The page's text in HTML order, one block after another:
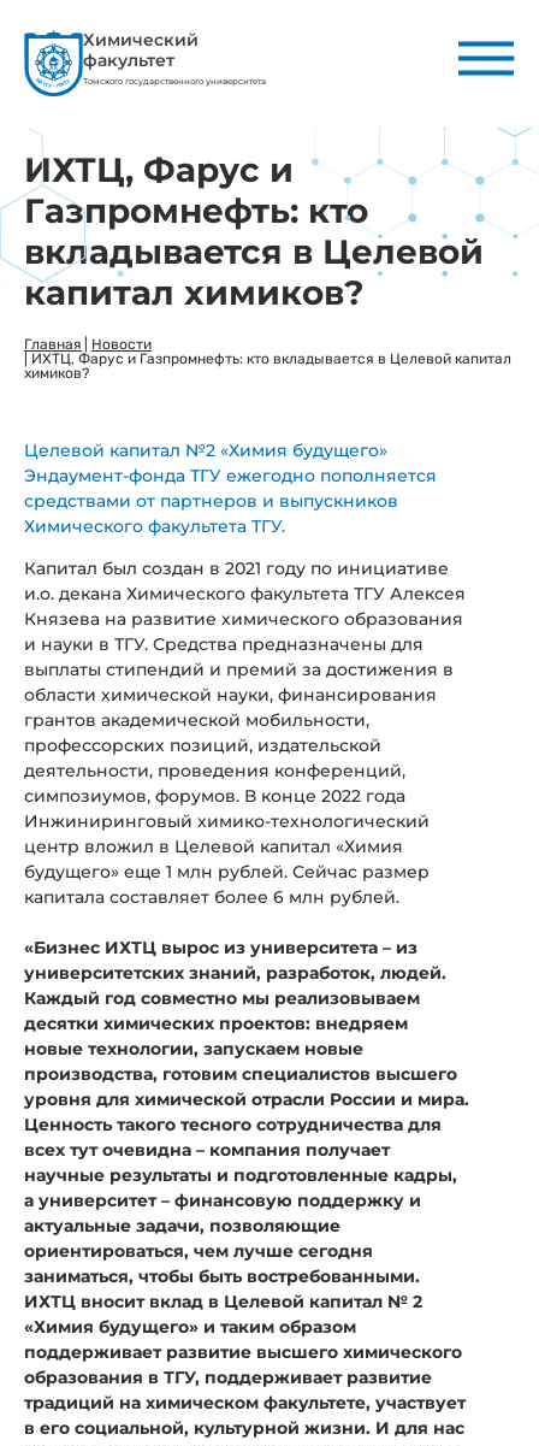
Химический
факультет
Томского государственного университета
ИХТЦ, Фарус и
Газпромнефть: кто
вкладывается в Целевой
капитал химиков?
Главная
Новости
ИХТЦ, Фарус и Газпромнефть: кто вкладывается в Целевой капитал
химиков?
Целевой капитал №2 «Химия будущего»
Эндаумент-фонда ТГУ ежегодно пополняется
средствами от партнеров и выпускников
Химического факультета ТГУ.
Капитал был создан в 2021 году по инициативе
и.о. декана Химического факультета ТГУ Алексея
Князева на развитие химического образования
и науки в ТГУ. Средства предназначены для
выплаты стипендий и премий за достижения в
области химической науки, финансирования
грантов академической мобильности,
профессорских позиций, издательской
деятельности, проведения конференций,
симпозиумов, форумов. В конце 2022 года
Инжиниринговый химико-технологический
центр вложил в Целевой капитал «Химия
будущего» еще 1 млн рублей. Сейчас размер
капитала составляет более 6 млн рублей.
«Бизнес ИХТЦ вырос из университета – из
университетских знаний, разработок, людей.
Каждый год совместно мы реализовываем
десятки химических проектов: внедряем
новые технологии, запускаем новые
производства, готовим специалистов высшего
уровня для химической отрасли России и мира.
Ценность такого тесного сотрудничества для
всех тут очевидна – компания получает
научные результаты и подготовленные кадры,
а университет – финансовую поддержку и
актуальные задачи, позволяющие
ориентироваться, чем лучше сегодня
заниматься, чтобы быть востребованными.
ИХТЦ вносит вклад в Целевой капитал № 2
«Химия будущего» и таким образом
поддерживает развитие высшего химического
образования в ТГУ, поддерживает развитие
традиций на химическом факультете, участвует
в его социальной, культурной жизни. И для нас